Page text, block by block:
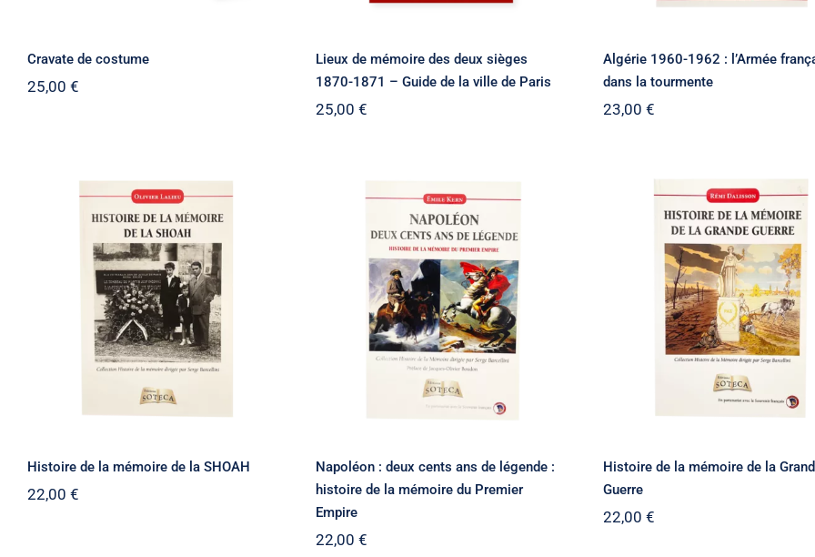
Cravate de costume
25,00 €
Lieux de mémoire des deux sièges
1870-1871 – Guide de la ville de Paris
25,00 €
Algérie 1960-1962 : l’Armée
dans la tourmente
23,00€
Histoire de la mémoire de
la SHOAH
Histoire de la mémoire de la SHOAH
22,00 €
Napoléon : deux cents ans
de légende : histoire de la
mémoire du Premier
Empire
Napoléon : deux cents ans de légende :
histoire de la mémoire du Premier
Empire
22,00 €
Histoire de la mémoire
la Grande Guerre
Histoire de la mémoire de la
Guerre
22,00€